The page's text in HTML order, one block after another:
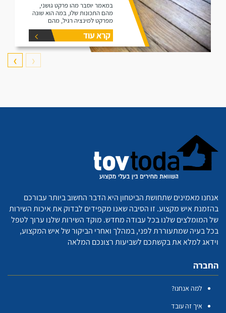
במאמר יוסבר מהו פרקט גושני,
מהם התכונות שלו, במה הוא שונה
מפרקט למינציה רגיל, מהם
היתרונות שלו ומהם החסרונות שלו.
קרא עוד
❮
❯
אנחנו מאמינים שתחושת הביטחון היא הדבר החשוב ביותר עבורכם
בהזמנת איש מקצוע. זו הסיבה שאנו מקפידים לבדוק את איכות השירות
של המומלצים שלנו בכל עבודה מחדש. מוקד השירות שלנו ערוך לטפל
בכל בעיה שמתעוררת לפני, במהלך ואחרי הביקור של איש המקצוע,
וידאג למלא את בקשתכם לשביעות רצונכם המלאה
החברה
למה אנחנו?
איך זה עובד